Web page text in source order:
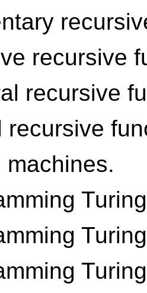
recursive
recursive
recursive
machines.